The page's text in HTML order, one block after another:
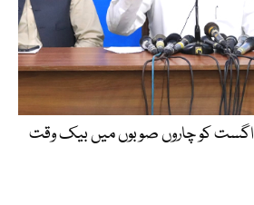
جماعت اسلامی کا 16 اگست کو چاروں صوبوں میں بیک وقت